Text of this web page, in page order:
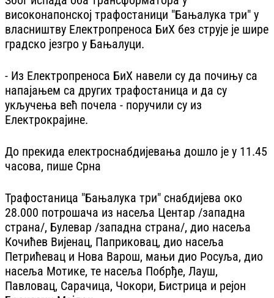
високонапонској трафостаници "Бањалука три" у
власништву Електропреноса БиХ без струје је шире
градско језгро у Бањалуци.
- Из Електропреноса БиХ навели су да почињу са
напајањем са других трафостаница и да су
укључења већ почела - поручили су из
Електрокрајине.
До прекида електроснабдијевања дошло је у 11.45
часова, пише Срна
Трафостаница "Бањалука три" снабдијева око
28.000 потрошача из насеља Центар /западна
страна/, Булевар /западна страна/, дио насеља
Кочићев Вијенац, Паприковац, дио насеља
Петрићевац и Нова Варош, мањи дио Росуља, дио
насеља Мотике, те насеља Побрђе, Лауш,
Павловац, Сарачица, Чокори, Бистрица и рејон